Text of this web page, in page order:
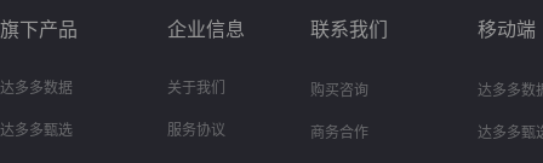
旗下产品
达多多数据
达多多甄选
企业信息
关于我们
服务协议
联系我们
购买咨询
商务合作
移动端
达多多数
达多多甄